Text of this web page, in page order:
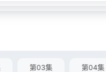
第03集 第04集